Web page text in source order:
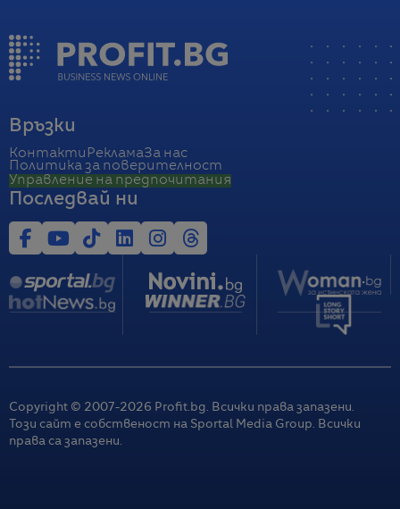
Връзки
Контакти РекламаЗа нас
Политика за поверителност
Управление на предпочитания
Последвай ни
Copyright © 2007-2026 Profit.bg. Всички права запазени.
Този сайт е собственост на Sportal Media Group. Всички
права са запазени.